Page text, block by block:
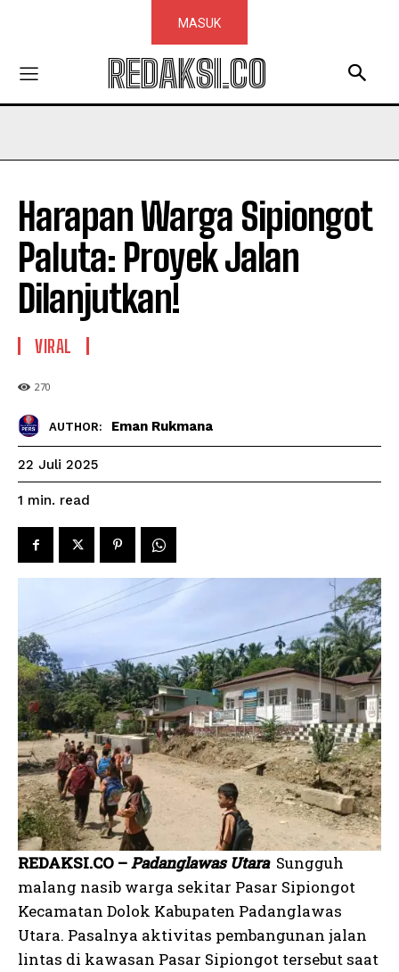
MASUK
REDAKSI.CO
Harapan Warga Sipiongot
Paluta: Proyek Jalan
Dilanjutkan!
VIRAL
270
AUTHOR: Eman Rukmana
22 Juli 2025
1 min. read
REDAKSI.CO –Padanglawas Utara Sungguh
malang nasib warga sekitar Pasar Sipiongot
Kecamatan Dolok Kabupaten Padanglawas
Utara. Pasalnya aktivitas pembangunan jalan
lintas di kawasan Pasar Sipiongot tersebut saat